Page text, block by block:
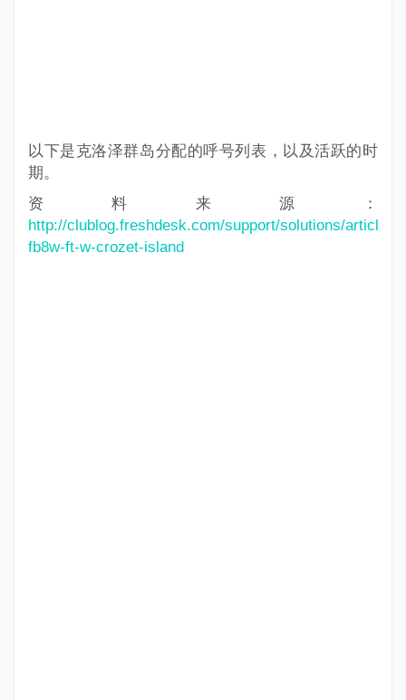
以下是克洛泽群岛分配的呼号列表，以及活跃的时
期。
资料来源：
http://clublog.freshdesk.com/support/solutions/articles/
fb8w-ft-w-crozet-island